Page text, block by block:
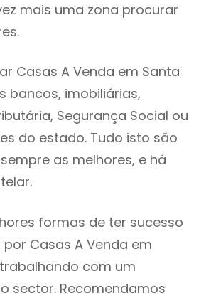
mais uma zona procurar
Casas A Venda em Santa
bancos, imobiliárias,
Segurança Social ou
do estado. Tudo isto são
as melhores, e há
formas de ter sucesso
Casas A Venda em
com um
sector. Recomendamos